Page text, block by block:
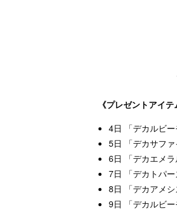
《プレゼントアイテ
4日 「デカルビ
5日 「デカサフ
6日 「デカエメ
7日 「デカトパ
8日 「デカアメ
9日 「デカルビ